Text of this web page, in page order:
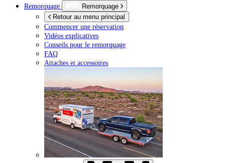
Remorquage
Remorquage
Retour au menu principal
Commencer une réservation
Vidéos explicatives
Conseils pour le remorquage
FAQ
Attaches et accessoires